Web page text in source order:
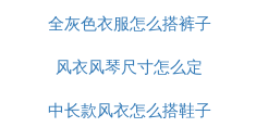
全灰色衣服怎么搭裤子
风衣风琴尺寸怎么定
中长款风衣怎么搭鞋子